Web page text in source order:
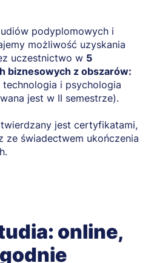
podyplomowych i
możliwość uzyskania
uczestnictwo w 5
biznesowych z obszarów:
i psychologia
jest w II semestrze).
jest certyfikatami,
ze świadectwem ukończenia
online,